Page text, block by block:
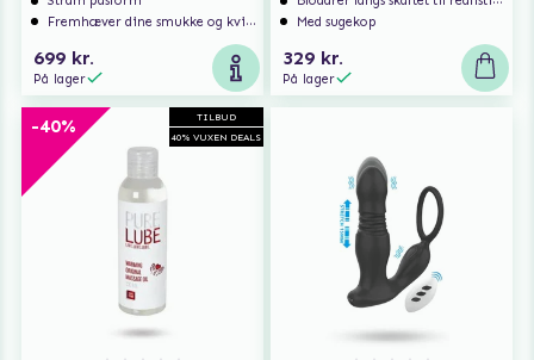
Fremhæver dine smukke og kvindelige former
699 kr.
På lager
Med sugekop
329 kr.
På lager
TILBUD
40% VUXEN DEALS
-40%